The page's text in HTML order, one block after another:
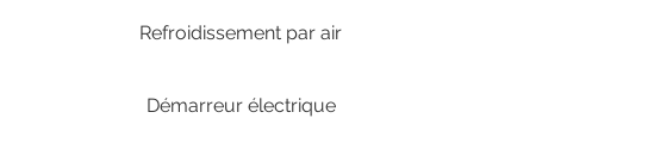
Refroidissement par air
Démarreur électrique